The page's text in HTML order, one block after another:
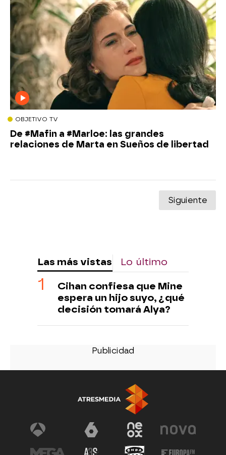
OBJETIVO TV
De #Mafin a #Marloe: las grandes
relaciones de Marta en Sueños de libertad
Siguiente
Las más vistas Lo último
Cihan confiesa que Mine
espera un hijo suyo, ¿qué
decisión tomará Alya?